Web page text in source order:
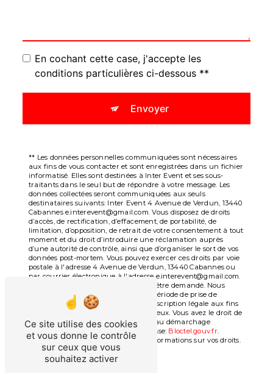
En cochant cette case, j'accepte les
conditions particulières ci-dessous **
Envoyer
** Les données personnelles communiquées sont nécessaires
aux fins de vous contacter et sont enregistrées dans un fichier
informatisé. Elles sont destinées à Inter Event et ses sous-
traitants dans le seul but de répondre à votre message. Les
données collectées seront communiquées aux seuls
destinataires suivants: Inter Event 4 Avenue de Verdun, 13440
Cabannes e.interevent@gmail.com. Vous disposez de droits
d’accès, de rectification, d’effacement, de portabilité, de
limitation, d’opposition, de retrait de votre consentement à tout
moment et du droit d’introduire une réclamation auprès
d’une autorité de contrôle, ainsi que d’organiser le sort de vos
données post-mortem. Vous pouvez exercer ces droits par voie
postale à l'adresse 4 Avenue de Verdun, 13440 Cabannes ou
par courrier électronique à l'adresse e.interevent@gmail.com.
Un justificatif d'identité pourra vous être demandé. Nous
conservons vos données pendant la période de prise de
contact puis pendant la durée de prescription légale aux fins
probatoires et de gestion des contentieux. Vous avez le droit de
vous inscrire sur la liste d'opposition au démarchage
téléphonique, disponible à cette adresse:
Bloctel.gouv.fr.
Consultez le site cnil.fr pour plus d’informations sur vos droits.
Ce site utilise des cookies
et vous donne le contrôle
sur ceux que vous
souhaitez activer